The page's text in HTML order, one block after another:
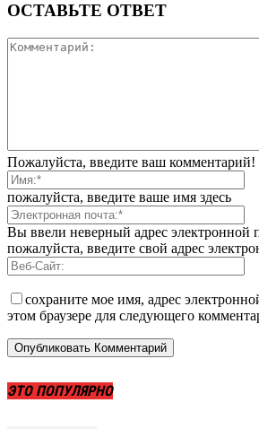
ОСТАВЬТЕ ОТВЕТ
Пожалуйста, введите ваш комментарий!
пожалуйста, введите ваше имя здесь
Вы ввели неверный адрес электронной
пожалуйста, введите свой адрес
сохраните мое имя, адрес
этом браузере для следующего
ЭТО ПОПУЛЯРНО